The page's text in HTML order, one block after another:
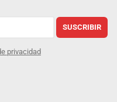
SUSCRIBIR
privacidad